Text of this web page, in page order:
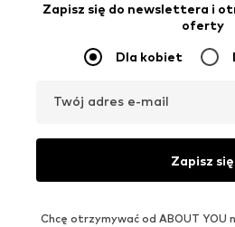
Zapisz się do newslettera i
oferty
Dla kobiet
Twój adres e-mail
Zapisz się
Chcę otrzymywać od ABOUT